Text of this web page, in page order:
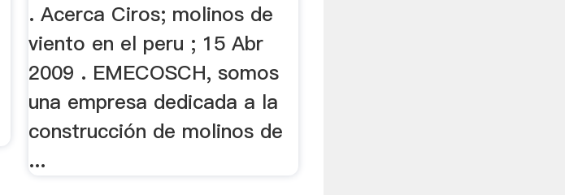
. Acerca Ciros; molinos de
viento en el peru ; 15 Abr
2009 . EMECOSCH, somos
una empresa dedicada a la
construcción de molinos de
...